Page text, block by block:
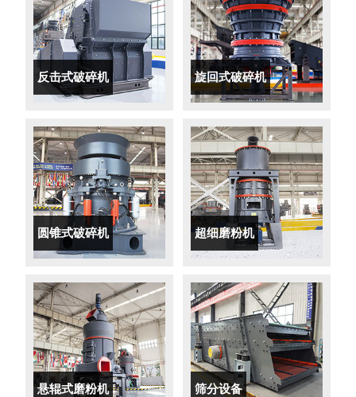
反击式破碎机 旋回式破碎机
圆锥式破碎机 超细磨粉机
悬辊式磨粉机 筛分设备